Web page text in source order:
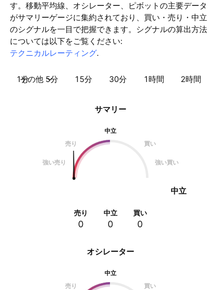
す。移動平均線、オシレーター、ピボットの主要データ
がサマリーゲージに集約されており、買い・売り・中立
のシグナルを一目で把握できます。シグナルの算出方法
については以下をご覧ください:
テクニカルレーティング.
1分 5分 15分 30分 1時間 2時間
その他
オシレーター
中立
売り
買い
サマリー
中立
売り
買い
強い売り 強い買い
中立
売り
0
中立
0
買い
0